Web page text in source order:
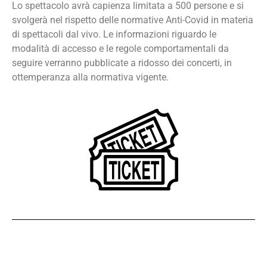
Lo spettacolo avrà capienza limitata a 500 persone e si
svolgerà nel rispetto delle normative Anti-Covid in materia
di spettacoli dal vivo. Le informazioni riguardo le
modalità di accesso e le regole comportamentali da
seguire verranno pubblicate a ridosso dei concerti, in
ottemperanza alla normativa vigente.